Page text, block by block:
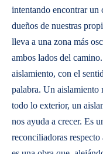
intentando encontrar un
dueños de nuestras
lleva a una zona más
ambos lados del
aislamiento, con el
palabra. Un aislamiento
todo lo exterior, un
nos ayuda a crecer. Es
reconciliadoras